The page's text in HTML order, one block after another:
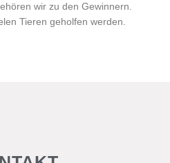
wir zu den Gewinnern.
Tieren geholfen werden.